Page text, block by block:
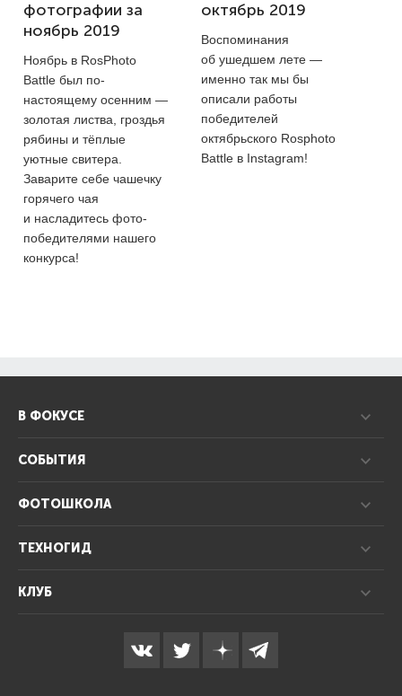
фотографии за
ноябрь 2019
Ноябрь в RosPhoto
Battle был по-
настоящему осенним —
золотая листва, гроздья
рябины и тёплые
уютные свитера.
Заварите себе чашечку
горячего чая
и насладитесь фото-
победителями нашего
конкурса!
октябрь 2019
Воспоминания
об ушедшем лете —
именно так мы бы
описали работы
победителей
октябрьского Rosphoto
Battle в Instagram!
В ФОКУСЕ
СОБЫТИЯ
ФОТОШКОЛА
ТЕХНОГИД
КЛУБ